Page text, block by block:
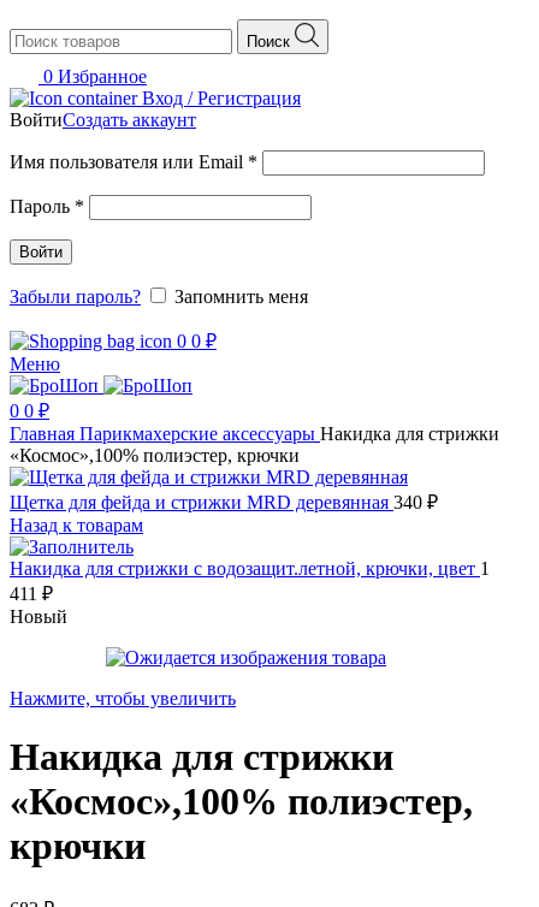
Поиск
0 Избранное
Вход / Регистрация
ВойтиСоздать аккаунт
Имя пользователя или Email *
Пароль *
Войти
Забыли пароль? Запомнить меня
0 0 ₽
Меню
0 0 ₽
Главная Парикмахерские аксессуары Накидка для стрижки
«Космос»,100% полиэстер, крючки
Щетка для фейда и стрижки MRD деревянная 340 ₽
Назад к товарам
Накидка для стрижки с водозащит.летной, крючки, цвет 1
411 ₽
Новый
Нажмите, чтобы увеличить
Накидка для стрижки
«Космос»,100% полиэстер,
крючки